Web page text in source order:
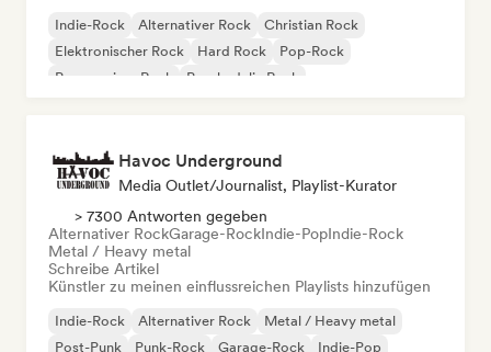
Indie-Rock Alternativer Rock
Christian Rock
Elektronischer Rock
Hard Rock
Pop-Rock
Progressiver Rock
Psychedelic Rock
Havoc Underground
Media Outlet/Journalist, Playlist-Kurator
> 7300 Antworten gegeben
Alternativer RockGarage-RockIndie-PopIndie-Rock
Metal / Heavy metal
Schreibe Artikel
Künstler zu meinen einflussreichen Playlists hinzufügen
Indie-Rock Alternativer Rock
Metal / Heavy metal
Post-Punk
Punk-Rock Garage-Rock Indie-Pop